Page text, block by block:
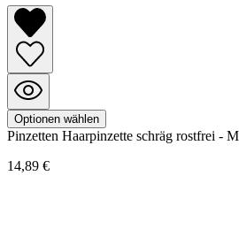
Optionen wählen
Pinzetten Haarpinzette schräg rostfrei -
14,89 €